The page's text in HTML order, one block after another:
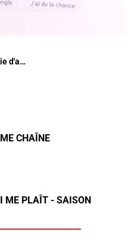
d'a…
CHAÎNE
ME PLAÎT - SAISON